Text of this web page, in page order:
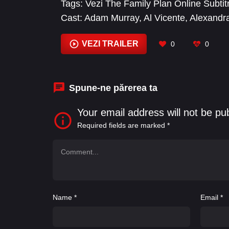
Tags: Vezi The Family Plan Online
Cast: Adam Murray, Al Vicente,
BurtonVEZI TRAILER 0 0
Spune-ne părerea ta
Your email address will not be
Required fields are marked *
Name * Email*